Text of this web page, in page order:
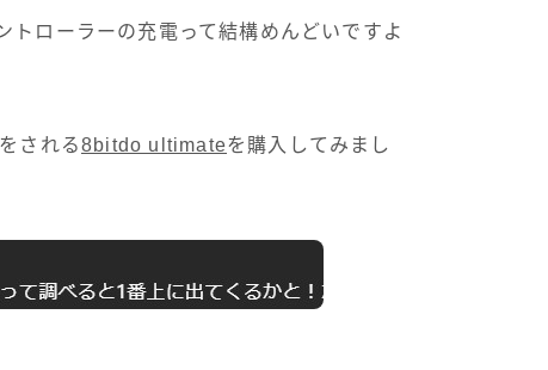
ローラーの充電って結構めんどいですよ
される8bitdo ultimateを購入してみまし